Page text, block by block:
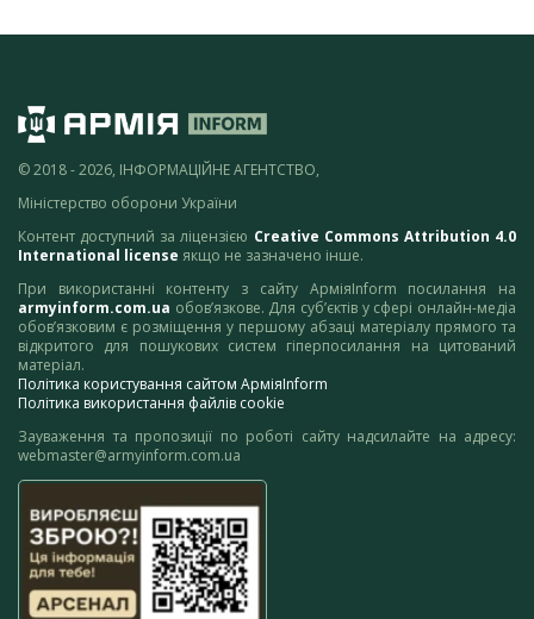
© 2018 - 2026, ІНФОРМАЦІЙНЕ АГЕНТСТВО,
Міністерство оборони України
Контент доступний за ліцензією Creative Commons Attribution 4.0
International license якщо не зазначено інше.
При використанні контенту з сайту АрміяInform посилання на
armyinform.com.ua обов’язкове. Для суб’єктів у сфері онлайн-медіа
обов’язковим є розміщення у першому абзаці матеріалу прямого та
відкритого для пошукових систем гіперпосилання на цитований
матеріал.
Політика користування сайтом АрміяInform
Політика використання файлів cookie
Зауваження та пропозиції по роботі сайту надсилайте на адресу:
webmaster@armyinform.com.ua